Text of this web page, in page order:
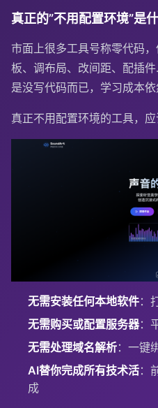
真正的”不用配置环境”是
市面上很多工具号称零代码
板、调布局、改间距、配插
是没写代码而已，学习成本依
真正不用配置环境的工具，应
无需安装任何本地软件：
无需购买或配置服务器：
无需处理域名解析：一键
AI替你完成所有技术活：
成